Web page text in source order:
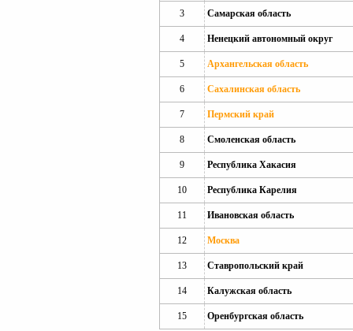
3 Самарская область
4 Ненецкий автономный округ
5 Архангельская область
6 Сахалинская область
7 Пермский край
8 Смоленская область
9 Республика Хакасия
10 Республика Карелия
11 Ивановская область
12 Москва
13 Ставропольский край
14 Калужская область
15 Оренбургская область